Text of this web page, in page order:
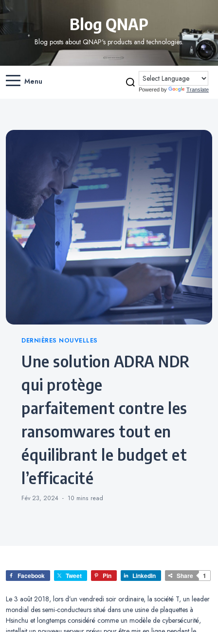
Blog QNAP
Blog posts about QNAP's products and technologies.
Menu
Powered by Translate
Categories
DERNIÈRES NOUVELLES
Une solution ADRA NDR
qui protège
parfaitement contre les
ransomwares tout en
équilibrant le budget et
l’efficacité
Fév 23, 2024 10 mins read
Facebook Tweet Pin LinkedIn Share 1
Le 3 août 2018, lors d’un vendredi soir ordinaire, la société T, un leader
mondial des semi-conducteurs situé dans une usine de plaquettes à
Hsinchu et longtemps considéré comme un modèle de cybersécurité,